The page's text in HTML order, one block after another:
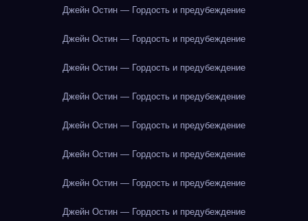
Джейн Остин — Гордость и предубеждение
Джейн Остин — Гордость и предубеждение
Джейн Остин — Гордость и предубеждение
Джейн Остин — Гордость и предубеждение
Джейн Остин — Гордость и предубеждение
Джейн Остин — Гордость и предубеждение
Джейн Остин — Гордость и предубеждение
Джейн Остин — Гордость и предубеждение